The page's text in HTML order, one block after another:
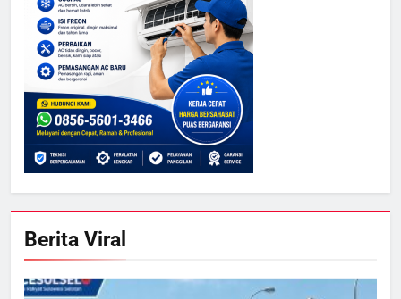
Berita Viral